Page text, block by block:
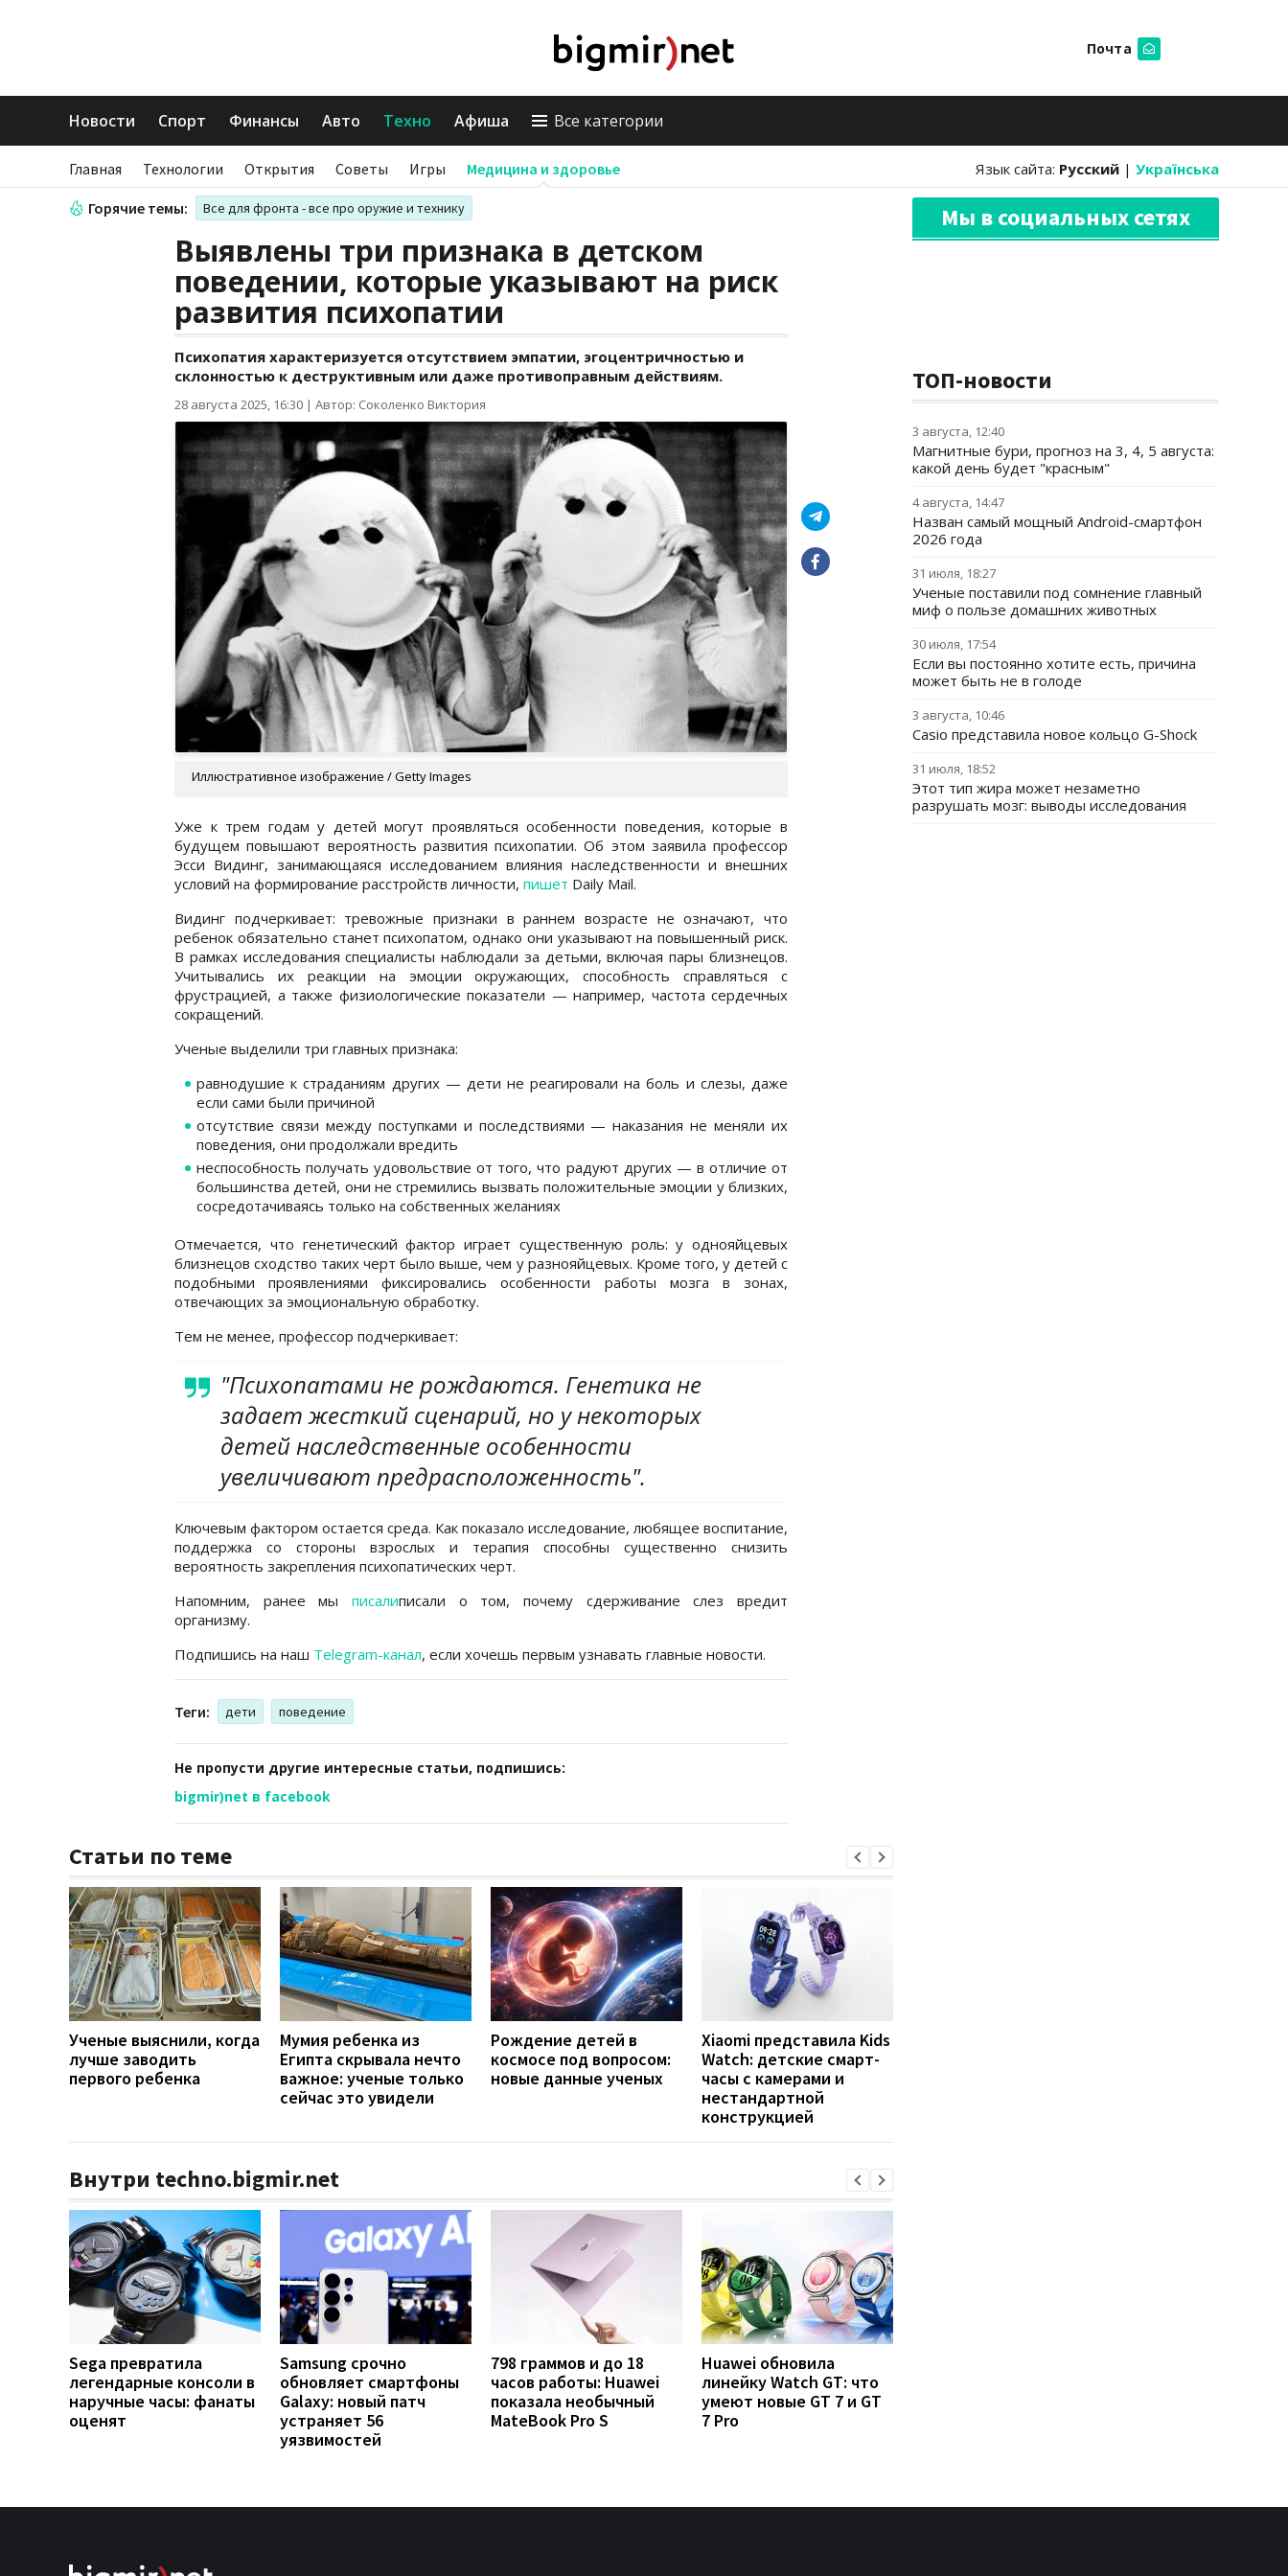
Почта
Новости Спорт Финансы Авто Техно Афиша Все категории
Главная Технологии Открытия Советы Игры Медицина и здоровье Язык сайта: Русский | Українська
Горячие темы: Все для фронта - все про оружие и технику
Выявлены три признака в детском
поведении, которые указывают на риск
развития психопатии
Психопатия характеризуется отсутствием эмпатии, эгоцентричностью и
склонностью к деструктивным или даже противоправным действиям.
28 августа 2025, 16:30 | Автор: Соколенко Виктория
Иллюстративное изображение / Getty Images
Уже к трем годам у детей могут проявляться особенности поведения, которые в
будущем повышают вероятность развития психопатии. Об этом заявила профессор
Эсси Видинг, занимающаяся исследованием влияния наследственности и внешних
условий на формирование расстройств личности, пишет Daily Mail.
Видинг подчеркивает: тревожные признаки в раннем возрасте не означают, что
ребенок обязательно станет психопатом, однако они указывают на повышенный риск.
В рамках исследования специалисты наблюдали за детьми, включая пары близнецов.
Учитывались их реакции на эмоции окружающих, способность справляться с
фрустрацией, а также физиологические показатели — например, частота сердечных
сокращений.
Ученые выделили три главных признака:
равнодушие к страданиям других — дети не реагировали на боль и слезы, даже
если сами были причиной
отсутствие связи между поступками и последствиями — наказания не меняли их
поведения, они продолжали вредить
неспособность получать удовольствие от того, что радуют других — в отличие от
большинства детей, они не стремились вызвать положительные эмоции у близких,
сосредотачиваясь только на собственных желаниях
Отмечается, что генетический фактор играет существенную роль: у однояйцевых
близнецов сходство таких черт было выше, чем у разнояйцевых. Кроме того, у детей с
подобными проявлениями фиксировались особенности работы мозга в зонах,
отвечающих за эмоциональную обработку.
Тем не менее, профессор подчеркивает:
"Психопатами не рождаются. Генетика не
задает жесткий сценарий, но у некоторых
детей наследственные особенности
увеличивают предрасположенность".
Ключевым фактором остается среда. Как показало исследование, любящее воспитание,
поддержка со стороны взрослых и терапия способны существенно снизить
вероятность закрепления психопатических черт.
Напомним, ранее мы писалиписали о том, почему сдерживание слез вредит
организму.
Подпишись на наш Telegram-канал, если хочешь первым узнавать главные новости.
Теги: дети поведение
Не пропусти другие интересные статьи, подпишись:
bigmir)net в facebook
Статьи по теме
Ученые выяснили, когда
лучше заводить
первого ребенка
Мумия ребенка из
Египта скрывала нечто
важное: ученые только
сейчас это увидели
Рождение детей в
космосе под вопросом:
новые данные ученых
Xiaomi представила Kids
Watch: детские смарт-
часы с камерами и
нестандартной
конструкцией
Внутри techno.bigmir.net
Sega превратила
легендарные консоли в
наручные часы: фанаты
оценят
Samsung срочно
обновляет смартфоны
Galaxy: новый патч
устраняет 56
уязвимостей
798 граммов и до 18
часов работы: Huawei
показала необычный
MateBook Pro S
Huawei обновила
линейку Watch GT: что
умеют новые GT 7 и GT
7 Pro
Мы в социальных сетях
ТОП-новости
3 августа, 12:40
Магнитные бури, прогноз на 3, 4, 5 августа:
какой день будет "красным"
4 августа, 14:47
Назван самый мощный Android-смартфон
2026 года
31 июля, 18:27
Ученые поставили под сомнение главный
миф о пользе домашних животных
30 июля, 17:54
Если вы постоянно хотите есть, причина
может быть не в голоде
3 августа, 10:46
Casio представила новое кольцо G-Shock
31 июля, 18:52
Этот тип жира может незаметно
разрушать мозг: выводы исследования